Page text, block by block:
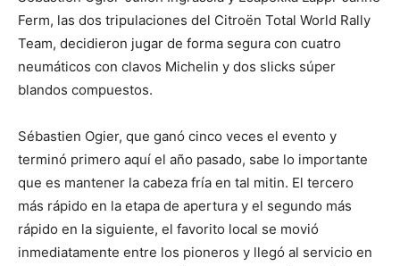
Ferm, las dos tripulaciones del Citroën Total World Rally
Team, decidieron jugar de forma segura con cuatro
neumáticos con clavos Michelin y dos slicks súper
blandos compuestos.
Sébastien Ogier, que ganó cinco veces el evento y
terminó primero aquí el año pasado, sabe lo importante
que es mantener la cabeza fría en tal mitin. El tercero
más rápido en la etapa de apertura y el segundo más
rápido en la siguiente, el favorito local se movió
inmediatamente entre los pioneros y llegó al servicio en